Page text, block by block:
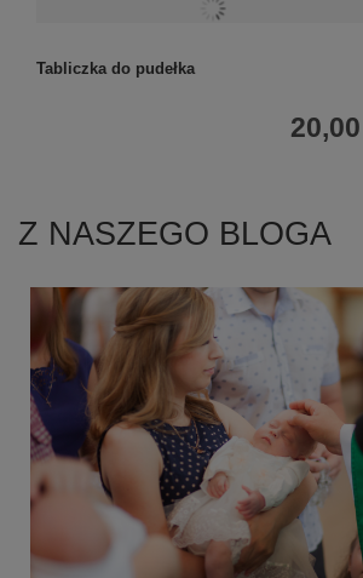
Tabliczka do pudełka
20,00
Z NASZEGO BLOGA